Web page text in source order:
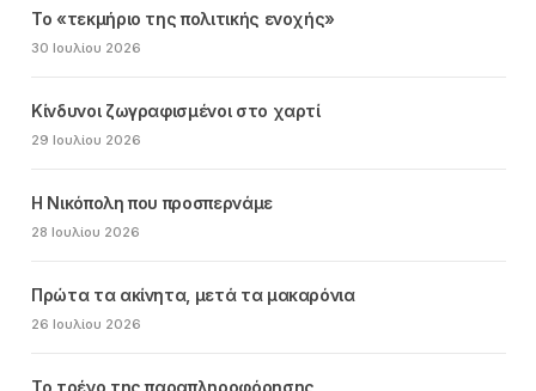
Το «τεκμήριο της πολιτικής ενοχής»
30 Ιουλίου 2026
Κίνδυνοι ζωγραφισμένοι στο χαρτί
29 Ιουλίου 2026
Η Νικόπολη που προσπερνάμε
28 Ιουλίου 2026
Πρώτα τα ακίνητα, μετά τα μακαρόνια
26 Ιουλίου 2026
Το τρένο της παραπληροφόρησης